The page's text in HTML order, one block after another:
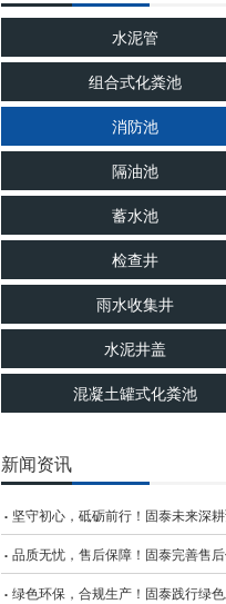
水泥管
组合式化粪池
消防池
隔油池
蓄水池
检查井
雨水收集井
水泥井盖
混凝土罐式化粪池
新闻资讯